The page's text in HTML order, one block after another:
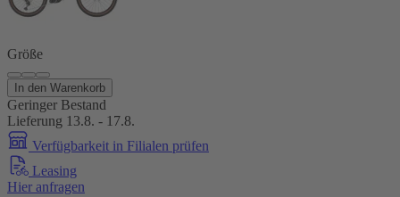
Größe
In den Warenkorb
Geringer Bestand
Lieferung 13.8. - 17.8.
Verfügbarkeit in Filialen prüfen
Leasing
Hier anfragen